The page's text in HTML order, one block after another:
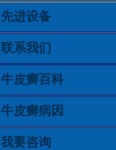
先进设备
联系我们
牛皮癣百科
牛皮癣病因
我要咨询